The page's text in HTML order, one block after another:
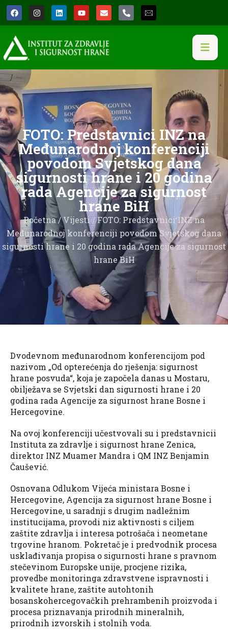
FOTO: Predstavnici INZ na
Međunarodnoj konferenciji
povodom Svjetskog dana
sigurnosti hrane i 20 godina
rada Agencije za sigurnost
hrane BiH
Početna/Vijesti/ FOTO: Predstavnici INZ na
Međunarodnoj konferenciji povodom Svjetskog dana
sigurnosti hrane i 20 godina rada Agencije za sigurnost
hrane BiH
Dvodevnom međunarodnom konferencijom pod
nazivom „Od opterećenja do rješenja: sigurnost
hrane posvuda“, koja je započela danas u Mostaru,
obilježava se Svjetski dan sigurnosti hrane i 20
godina rada Agencije za sigurnost hrane Bosne i
Hercegovine.
Na ovoj konferenciji učestvovali su i predstavnicii
Instituta za zdravlje i sigurnost hrane Zenica,
direktor INZ Muamer Mandra i QM INZ Benjamin
Čaušević.
Osnovana Odlukom Vijeća ministara Bosne i
Hercegovine, Agencija za sigurnost hrane Bosne i
Hercegovine, u saradnji s drugim nadležnim
institucijama, provodi niz aktivnosti s ciljem
zaštite zdravlja i interesa potrošača i neometane
trgovine hranom. Pokretač je i predvodnik procesa
usklađivanja propisa o sigurnosti hrane s pravnom
stečevinom Europske unije, procjene rizika,
provedbe monitoringa zdravstvene ispravnosti i
kvalitete hrane, zaštite autohtonih
bosanskohercegovačkih prehrambenih proizvoda i
procesa priznavanja prirodnih mineralnih,
prirodnih izvorskih i stolnih voda.